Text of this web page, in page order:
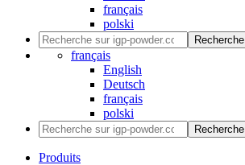
français
polski
Recherche
français
English
Deutsch
français
polski
Recherche
Produits